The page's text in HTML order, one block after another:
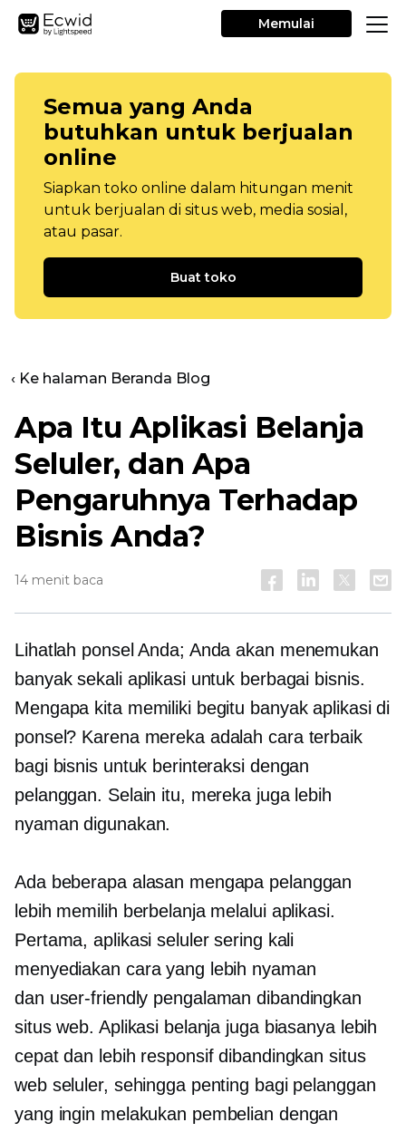
Memulai
Semua yang Anda
butuhkan untuk berjualan
online
Siapkan toko online dalam hitungan menit
untuk berjualan di situs web, media sosial,
atau pasar.
Buat toko
‹ Ke halaman Beranda Blog
Apa Itu Aplikasi Belanja
Seluler, dan Apa
Pengaruhnya Terhadap
Bisnis Anda?
14 menit baca
Lihatlah ponsel Anda; Anda akan menemukan
banyak sekali aplikasi untuk berbagai bisnis.
Mengapa kita memiliki begitu banyak aplikasi di
ponsel? Karena mereka adalah cara terbaik
bagi bisnis untuk berinteraksi dengan
pelanggan. Selain itu, mereka juga lebih
nyaman digunakan.
Ada beberapa alasan mengapa pelanggan
lebih memilih berbelanja melalui aplikasi.
Pertama, aplikasi seluler sering kali
menyediakan cara yang lebih nyaman
dan user-friendly pengalaman dibandingkan
situs web. Aplikasi belanja juga biasanya lebih
cepat dan lebih responsif dibandingkan situs
web seluler, sehingga penting bagi pelanggan
yang ingin melakukan pembelian dengan